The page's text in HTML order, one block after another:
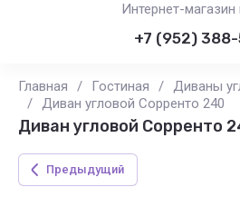
Интернет-
+7 (952)
Главная / Гостиная / Диваны
/ Диван угловой Сорренто 240
Диван угловой Сорренто
Предыдущий